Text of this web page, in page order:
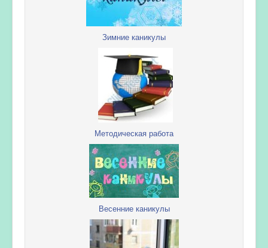
Зимние каникулы
Методическая работа
Весенние каникулы